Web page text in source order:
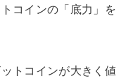
コインの「底力」を
トコインが大きく値